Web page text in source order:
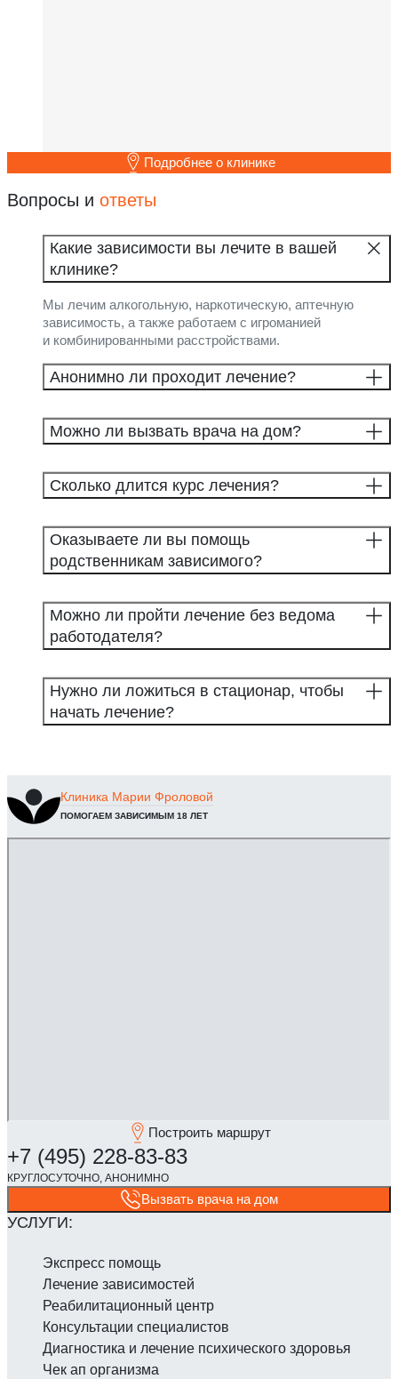
Подробнее о клинике
Вопросы и ответы
Какие зависимости вы лечите в вашей
клинике?
Мы лечим алкогольную, наркотическую, аптечную
зависимость, а также работаем с игроманией
и комбинированными расстройствами.
Анонимно ли проходит лечение?
Можно ли вызвать врача на дом?
Сколько длится курс лечения?
Оказываете ли вы помощь
родственникам зависимого?
Можно ли пройти лечение без ведома
работодателя?
Нужно ли ложиться в стационар, чтобы
начать лечение?
Клиника Марии Фроловой
ПОМОГАЕМ ЗАВИСИМЫМ 18 ЛЕТ
Построить маршрут
Вызвать врача на дом
Экспресс помощь
Лечение зависимостей
Реабилитаци­онный центр
Консультации специалистов
Диагностика и лечение психического здоровья
Чек ап организма